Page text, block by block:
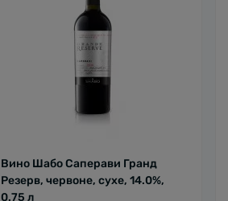
Вино Шабо Саперави Гранд
Резерв, червоне, сухе, 14.0%,
0.75 л